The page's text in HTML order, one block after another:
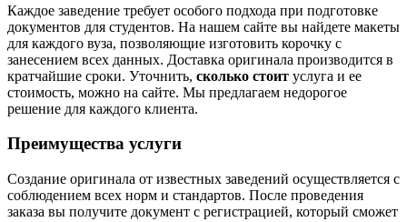
Каждое заведение требует особого подхода при подготовке
документов для студентов. На нашем сайте вы найдете макеты
для каждого вуза, позволяющие изготовить корочку с
занесением всех данных. Доставка оригинала производится в
кратчайшие сроки. Уточнить, сколько стоит услуга и ее
стоимость, можно на сайте. Мы предлагаем недорогое
решение для каждого клиента.
Преимущества услуги
Создание оригинала от известных заведений осуществляется с
соблюдением всех норм и стандартов. После проведения
заказа вы получите документ с регистрацией, который сможет